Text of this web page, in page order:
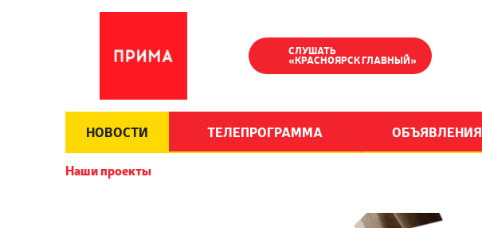
СЛУШАТЬ
«КРАСНОЯРСК ГЛАВНЫЙ»
НОВОСТИ ТЕЛЕПРОГРАММА ОБЪЯВЛЕНИЯ
Наши проекты